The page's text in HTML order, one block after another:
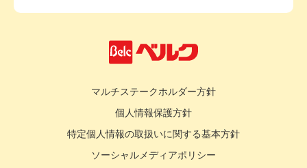
マルチステークホルダー方針
個人情報保護方針
特定個人情報の取扱いに関する基本方針
ソーシャルメディアポリシー